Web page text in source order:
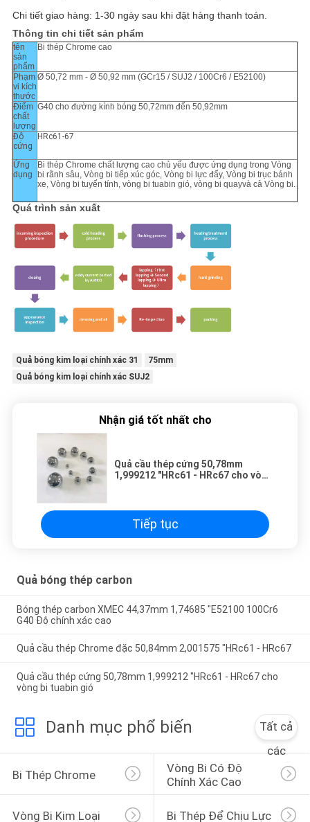
Chi tiết giao hàng: 1-30 ngày sau khi đặt hàng thanh toán.
Thông tin chi tiết sản phẩm
tên
sản
phẩm
Bi thép Chrome cao
Phạm
vi kích
thước
Ø 50,72 mm - Ø 50,92 mm (GCr15 / SUJ2 / 100Cr6 / E52100)
Điểm
chất
lượng
G40 cho đường kính bóng 50,72mm đến 50,92mm
Độ
cứng
HRc61-67
Ứng
dụng
Bi thép Chrome chất lượng cao chủ yếu được ứng dụng trong Vòng
bi rãnh sâu, Vòng bi tiếp xúc góc, Vòng bi lực đẩy, Vòng bi trục bánh
xe, Vòng bi tuyến tính, vòng bi tuabin gió, vòng bi quayvà cả Vòng bi.
Quá trình sản xuất
Quả bóng kim loại chính xác 31
75mm
Quả bóng kim loại chính xác SUJ2
Nhận giá tốt nhất cho
Quả cầu thép cứng 50,78mm
1,999212 "HRc61 - HRc67 cho vòng
Tiếp tục
Quả bóng thép carbon
Bóng thép carbon XMEC 44,37mm 1,74685 "E52100 100Cr6
G40 Độ chính xác cao
Quả cầu thép Chrome đặc 50,84mm 2,001575 "HRc61 - HRc67
Quả cầu thép cứng 50,78mm 1,999212 "HRc61 - HRc67 cho
vòng bi tuabin gió
Danh mục phổ biến
Tất cả
các
Bi Thép Chrome
Vòng Bi Có Độ
Chính Xác Cao
Vòng Bi Kim Loại Bi Thép Để Chịu Lực